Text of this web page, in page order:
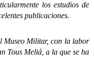
los estudios de
publicaciones.
Militar, con la labor
Tous Meliá, a la que se ha